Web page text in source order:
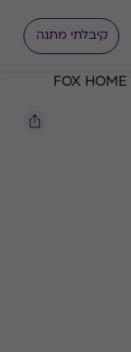
קיבלתי מתנה